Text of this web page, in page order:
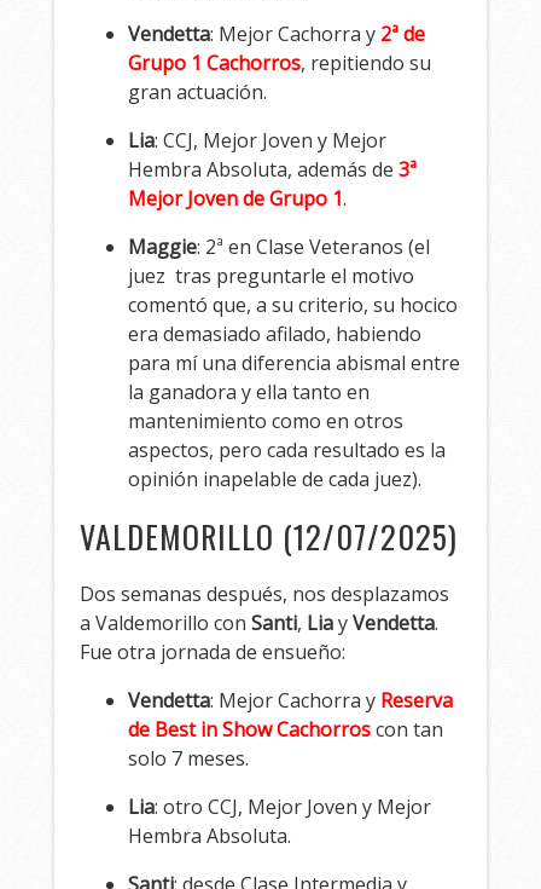
Vendetta: Mejor Cachorra y 2ª de
Grupo 1 Cachorros, repitiendo su
gran actuación.
Lia: CCJ, Mejor Joven y Mejor
Hembra Absoluta, además de3ª
Mejor Joven de Grupo 1.
Maggie: 2ª en Clase Veteranos (el
juez tras preguntarle el motivo
comentó que, a su criterio, su hocico
era demasiado afilado, habiendo
para mí una diferencia abismal entre
la ganadora y ella tanto en
mantenimiento como en otros
aspectos, pero cada resultado es la
opinión inapelable de cada juez).
VALDEMORILLO (12/07/2025)
Dos semanas después, nos desplazamos
a Valdemorillo conSanti, LiayVendetta.
Fue otra jornada de ensueño:
Vendetta: Mejor Cachorra y Reserva
de Best in Show Cachorroscon tan
solo 7 meses.
Lia: otro CCJ, Mejor Joven y Mejor
Hembra Absoluta.